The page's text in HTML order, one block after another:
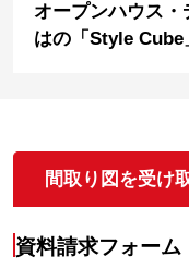
オープンハウス
はの「Style Cube
間取り図を受け
資料請求フォーム